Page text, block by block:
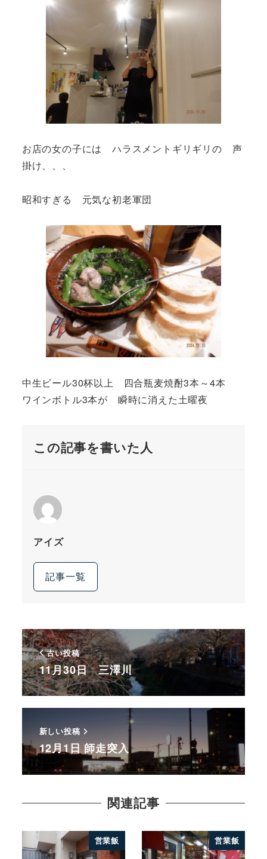
お店の女の子には ハラスメントギリギリの 声
掛け、、、
昭和すぎる 元気な初老軍団
中生ビール30杯以上 四合瓶麦焼酎3本～4本
ワインボトル3本が 瞬時に消えた土曜夜
この記事を書いた人
アイズ
記事一覧
古い投稿
11月30日 三澤川
新しい投稿
12月1日 師走突入
関連記事
営業飯 営業飯